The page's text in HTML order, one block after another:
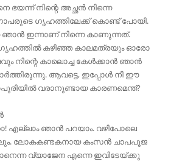
ഭയന്ന് നിന്റെ അച്ഛൻ നിന്നെ
ഗൃഹത്തിലേക്ക് കൊണ്ട് പോയി.
ഞാൻ ഇന്നാണ് നിന്നെ കാണുന്നത്.
കഴിഞ്ഞ കാലമത്രയും ഓരോ
നിന്റെ കാലൊച്ച കേൾക്കാൻ ഞാൻ
ആവട്ടെ, ഇപ്പോൾ നീ ഈ
വരാനുണ്ടായ കാരണമെന്ത്?
ഞാൻ പറയാം. വഴിപോലെ
ലോകകണ്ടകനായ കംസൻ ചാപപൂജ
വ്യാജേന എന്നെ ഇവിടേയ്ക്കു